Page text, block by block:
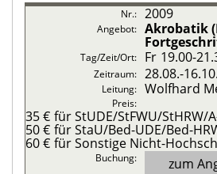
2009
Akrobatik
Fr 19.00-
28.08.-16.10.
Wolfhard
35 € für StUDE/StFWU/StHRW/
50 € für StaU/Bed-UDE/Bed-
60 € für Sonstige Nicht-
zum